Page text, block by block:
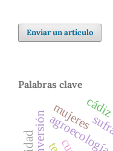
Enviar un artículo
Palabras clave
agroecología
mujerescádiz
inversión